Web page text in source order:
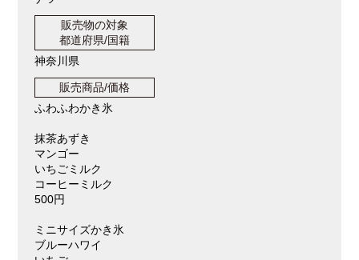
販売物の対象
都道府県/国籍
神奈川県
販売商品/価格
ふわふわかき氷
抹茶あずき
マンゴー
いちごミルク
コーヒーミルク
500円
ミニサイズかき氷
ブルーハワイ